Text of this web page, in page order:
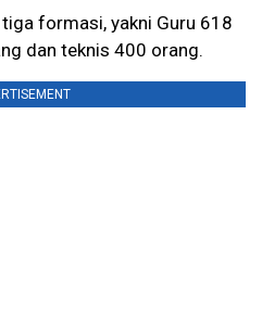
formasi, yakni Guru 618
dan teknis 400 orang.